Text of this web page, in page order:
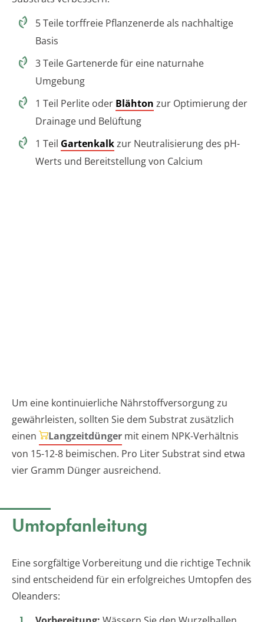
5 Teile torffreie Pflanzenerde als nachhaltige
Basis
3 Teile Gartenerde für eine naturnahe
Umgebung
1 Teil Perlite oder Blähton zur Optimierung der
Drainage und Belüftung
1 Teil Gartenkalkzur Neutralisierung des pH-
Werts und Bereitstellung von Calcium
Um eine kontinuierliche Nährstoffversorgung zu
gewährleisten, sollten Sie dem Substrat zusätzlich
einen
Langzeitdünger mit einem NPK-Verhältnis
von 15-12-8 beimischen. Pro Liter Substrat sind etwa
vier Gramm Dünger ausreichend.
Umtopfanleitung
Eine sorgfältige Vorbereitung und die richtige Technik
sind entscheidend für ein erfolgreiches Umtopfen des
Oleanders: